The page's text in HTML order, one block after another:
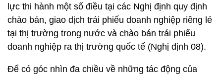
lực thi hành một số điều tại các Nghị định quy định
chào bán, giao dịch trái phiếu doanh nghiệp riêng lẻ
tại thị trường trong nước và chào bán trái phiếu
doanh nghiệp ra thị trường quốc tế (Nghị định 08).
Để có góc nhìn đa chiều về những tác động của